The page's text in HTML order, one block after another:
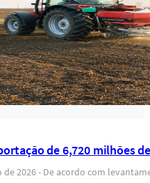
de 6,720 milhões
de 2026 - De acordo com